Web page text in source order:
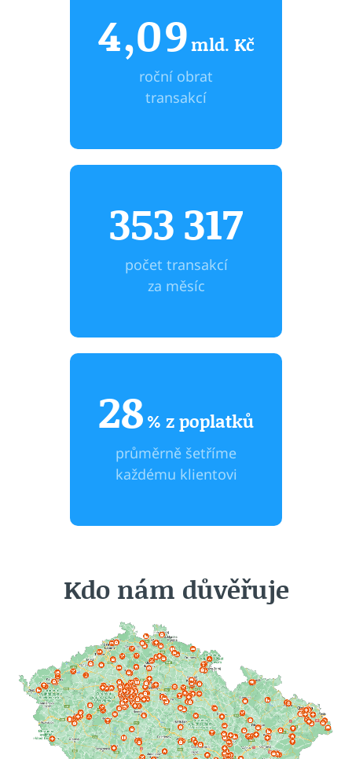
4,09mld. Kč
roční obrat
transakcí
353317
počet transakcí
za měsíc
28% z poplatků
průměrně šetříme
každému klientovi
Kdo nám důvěřuje